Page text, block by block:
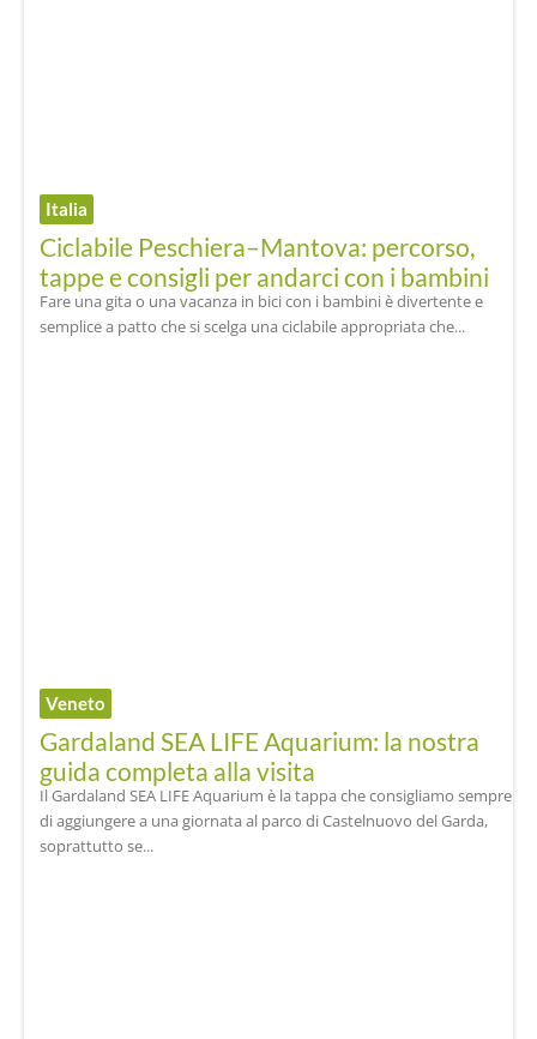
Italia
Ciclabile Peschiera–Mantova: percorso,
tappe e consigli per andarci con i bambini
Fare una gita o una vacanza in bici con i bambini è divertente e
semplice a patto che si scelga una ciclabile appropriata che...
Veneto
Gardaland SEA LIFE Aquarium: la nostra
guida completa alla visita
Il Gardaland SEA LIFE Aquarium è la tappa che consigliamo sempre
di aggiungere a una giornata al parco di Castelnuovo del Garda,
soprattutto se...